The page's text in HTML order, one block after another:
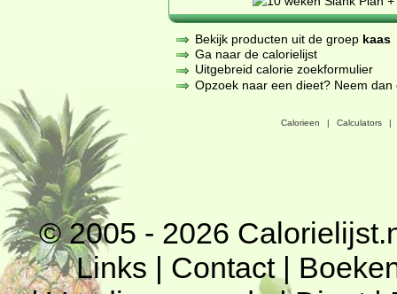
Bekijk producten uit de groep kaas
Ga naar de calorielijst
Uitgebreid calorie zoekformulier
Opzoek naar een dieet? Neem
Calorieen | Calculators |
© 2005 - 2026
Links | Contact|